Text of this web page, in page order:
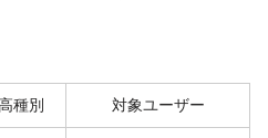
種別 対象ユーザー